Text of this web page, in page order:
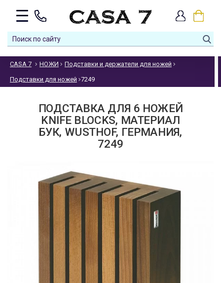
CASA 7 НОЖИ Подставки и держатели для ножей
Подставки для ножей 7249
ПОДСТАВКА ДЛЯ 6 НОЖЕЙ
KNIFE BLOCKS, МАТЕРИАЛ
БУК, WUSTHOF, ГЕРМАНИЯ,
7249